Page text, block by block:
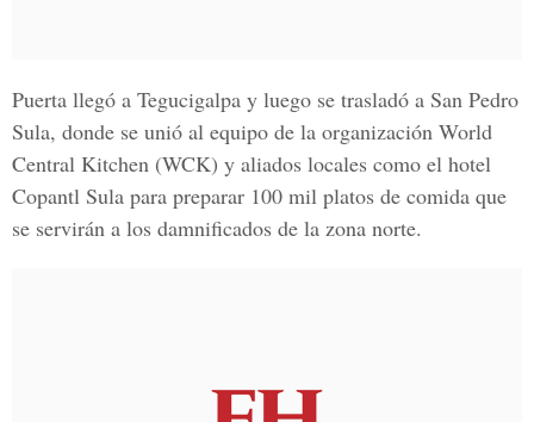
Puerta llegó a Tegucigalpa y luego se trasladó a San Pedro
Sula, donde se unió al equipo de la organización World
Central Kitchen (WCK) y aliados locales como el hotel
Copantl Sula para preparar 100 mil platos de comida que
se servirán a los damnificados de la zona norte.